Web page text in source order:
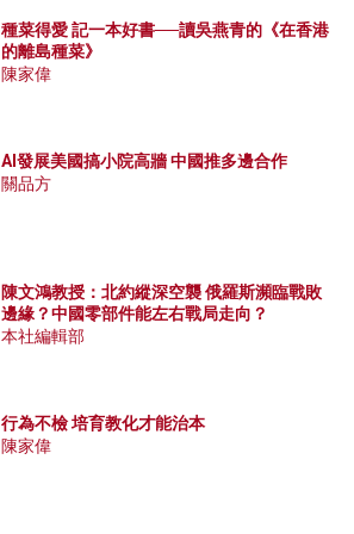
種菜得愛 記一本好書──讀吳燕青的《在香港
的離島種菜》
陳家偉
AI發展美國搞小院高牆 中國推多邊合作
關品方
陳文鴻教授：北約縱深空襲 俄羅斯瀕臨戰敗
邊緣？中國零部件能左右戰局走向？
本社編輯部
行為不檢 培育教化才能治本
陳家偉